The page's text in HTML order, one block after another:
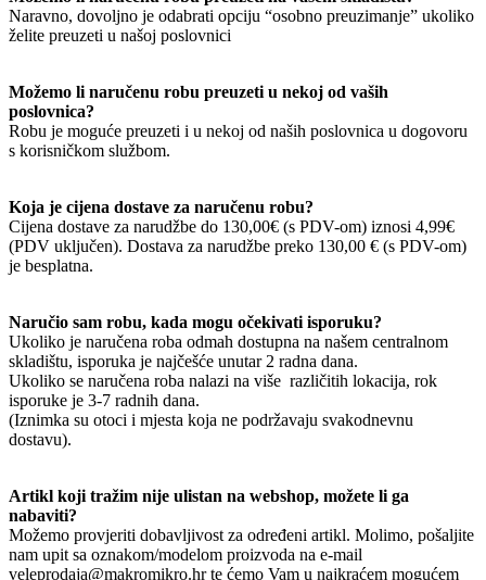
Naravno, dovoljno je odabrati opciju “osobno preuzimanje” ukoliko
želite preuzeti u našoj poslovnici
Možemo li naručenu robu preuzeti u nekoj od vaših
poslovnica?
Robu je moguće preuzeti i u nekoj od naših poslovnica u dogovoru
s korisničkom službom.
Koja je cijena dostave za naručenu robu?
Cijena dostave za narudžbe do 130,00€ (s PDV-om) iznosi 4,99€
(PDV uključen). Dostava za narudžbe preko 130,00 € (s PDV-om)
je besplatna.
Naručio sam robu, kada mogu očekivati isporuku?
Ukoliko je naručena roba odmah dostupna na našem centralnom
skladištu, isporuka je najčešće unutar 2 radna dana.
Ukoliko se naručena roba nalazi na više različitih lokacija, rok
isporuke je 3-7 radnih dana.
(Iznimka su otoci i mjesta koja ne podržavaju svakodnevnu
dostavu).
Artikl koji tražim nije ulistan na webshop, možete li ga
nabaviti?
Možemo provjeriti dobavljivost za određeni artikl. Molimo, pošaljite
nam upit sa oznakom/modelom proizvoda na e-mail
veleprodaja@makromikro.hr te ćemo Vam u najkraćem mogućem